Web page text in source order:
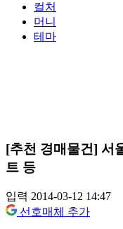
컬처
머니
테마
[추천 경매물건] 서
트 등
입력 2014-03-12 14:47
선호매체 추가